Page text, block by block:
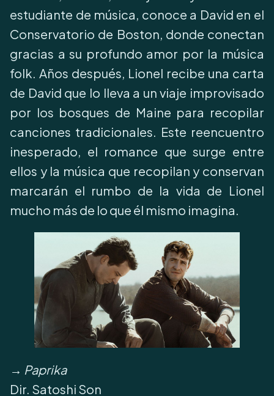
estudiante de música, conoce a David en el
Conservatorio de Boston, donde conectan
gracias a su profundo amor por la música
folk. Años después, Lionel recibe una carta
de David que lo lleva a un viaje improvisado
por los bosques de Maine para recopilar
canciones tradicionales. Este reencuentro
inesperado, el romance que surge entre
ellos y la música que recopilan y conservan
marcarán el rumbo de la vida de Lionel
mucho más de lo que él mismo imagina.
→ Paprika
Dir. Satoshi Son